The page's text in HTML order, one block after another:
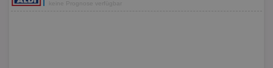
keine Prognose verfügbar